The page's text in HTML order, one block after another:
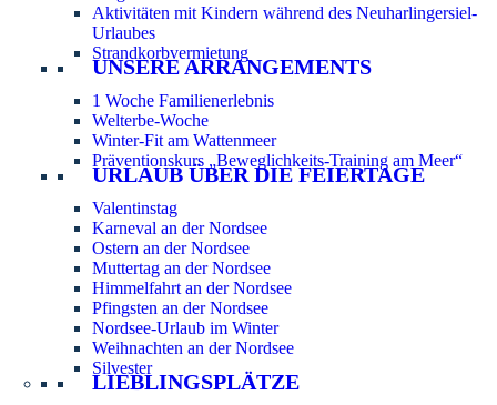
Aktivitäten mit Kindern während des Neuharlingersiel-
Urlaubes
Strandkorbvermietung
UNSERE ARRANGEMENTS
1 Woche Familienerlebnis
Welterbe-Woche
Winter-Fit am Wattenmeer
Präventionskurs „Beweglichkeits-Training am Meer“
URLAUB ÜBER DIE FEIERTAGE
Valentinstag
Karneval an der Nordsee
Ostern an der Nordsee
Muttertag an der Nordsee
Himmelfahrt an der Nordsee
Pfingsten an der Nordsee
Nordsee-Urlaub im Winter
Weihnachten an der Nordsee
Silvester
LIEBLINGSPLÄTZE